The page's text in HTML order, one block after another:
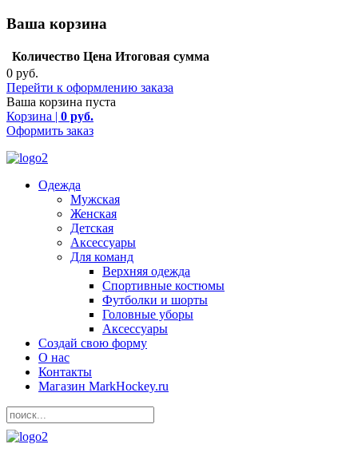
Ваша корзина
Количество Цена Итоговая сумма
0 руб.
Перейти к оформлению заказа
Ваша корзина пуста
Корзина | 0 руб.
Оформить заказ
Одежда
Мужская
Женская
Детская
Аксессуары
Для команд
Верхняя одежда
Спортивные костюмы
Футболки и шорты
Головные уборы
Аксессуары
Создай свою форму
Одежда для команды
О нас
Контакты
Магазин MarkHockey.ru